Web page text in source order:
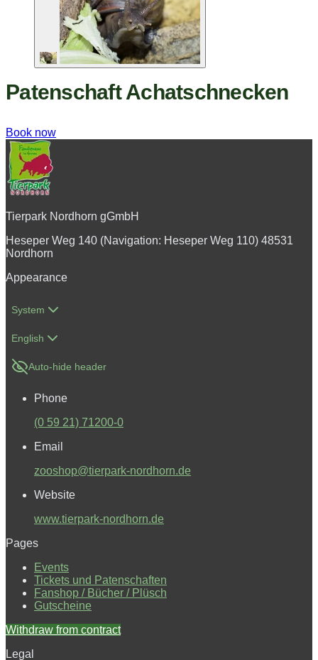
Patenschaft Achatschnecken
Book now
Tierpark Nordhorn gGmbH
Heseper Weg 140 (Navigation: Heseper Weg 110) 48531
Nordhorn
Appearance
System
English
Auto-hide header
Phone
(0 59 21) 71200-0
Email
zooshop@tierpark-nordhorn.de
Website
www.tierpark-nordhorn.de
Pages
Events
Tickets und Patenschaften
Fanshop / Bücher / Plüsch
Gutscheine
Withdraw from contract
Legal